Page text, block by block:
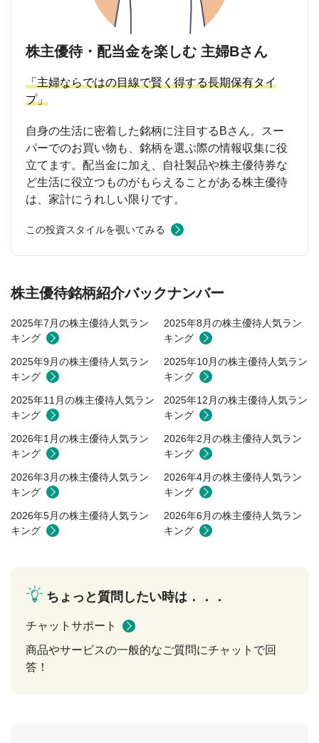
株主優待・配当金を楽しむ 主婦Bさん
「主婦ならではの目線で賢く得する長期保有タイ
プ」
自身の生活に密着した銘柄に注目するBさん。スー
パーでのお買い物も、銘柄を選ぶ際の情報収集に役
立てます。配当金に加え、自社製品や株主優待券な
ど生活に役立つものがもらえることがある株主優待
は、家計にうれしい限りです。
この投資スタイルを覗いてみる
株主優待銘柄紹介バックナンバー
2025年7月の株主優待人気ラン
キング
2025年8月の株主優待人気ラン
キング
2025年9月の株主優待人気ラン
キング
2025年10月の株主優待人気ラン
キング
2025年11月の株主優待人気ラン
キング
2025年12月の株主優待人気ラン
キング
2026年1月の株主優待人気ラン
キング
2026年2月の株主優待人気ラン
キング
2026年3月の株主優待人気ラン
キング
2026年4月の株主優待人気ラン
キング
2026年5月の株主優待人気ラン
キング
2026年6月の株主優待人気ラン
キング
ちょっと質問したい時は．．．
チャットサポート
商品やサービスの一般的なご質問にチャットで回
答！